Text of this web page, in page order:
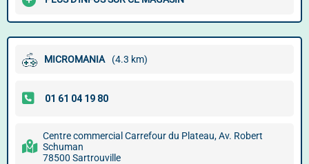
MICROMANIA (4.3 km)
Centre commercial Carrefour du Plateau, Av. Robert
Schuman
78500 Sartrouville